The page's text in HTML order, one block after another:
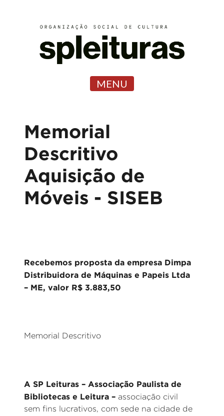
MENU
Memorial
Descritivo
Aquisição de
Móveis - SISEB
Recebemos proposta da empresa Dimpa
Distribuidora de Máquinas e Papeis Ltda
– ME, valor R$ 3.883,50
Memorial Descritivo
A SP Leituras – Associação Paulista de
Bibliotecas e Leitura – associação civil
sem fins lucrativos, com sede na cidade de